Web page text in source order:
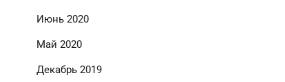
Июнь 2020
Май 2020
Декабрь 2019